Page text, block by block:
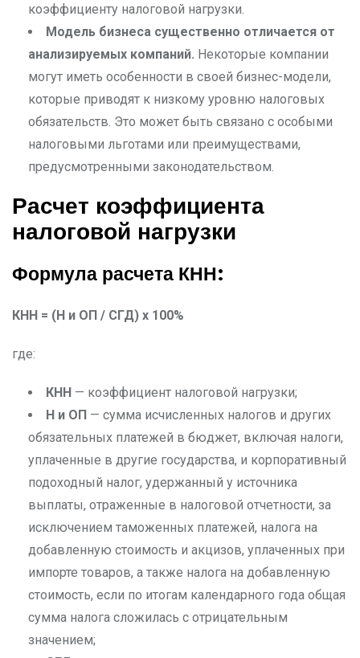
коэффициенту налоговой нагрузки.
Модель бизнеса существенно отличается от
анализируемых компаний. Некоторые компании
могут иметь особенности в своей бизнес-модели,
которые приводят к низкому уровню налоговых
обязательств. Это может быть связано с особыми
налоговыми льготами или преимуществами,
предусмотренными законодательством.
Расчет коэффициента
налоговой нагрузки
Формула расчета КНН:
КНН = (H и ОП / СГД) x 100%
где:
КНН — коэффициент налоговой нагрузки;
H и ОП — сумма исчисленных налогов и других
обязательных платежей в бюджет, включая налоги,
уплаченные в другие государства, и корпоративный
подоходный налог, удержанный у источника
выплаты, отраженные в налоговой отчетности, за
исключением таможенных платежей, налога на
добавленную стоимость и акцизов, уплаченных при
импорте товаров, а также налога на добавленную
стоимость, если по итогам календарного года общая
сумма налога сложилась с отрицательным
значением;